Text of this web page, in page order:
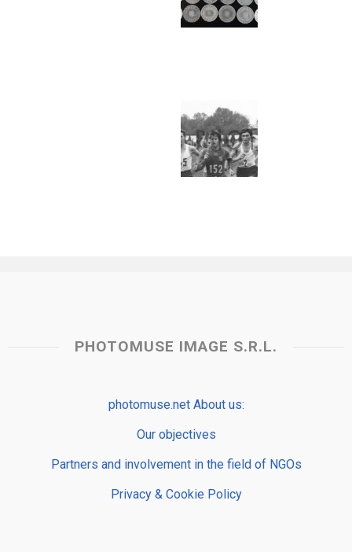
PHOTOMUSE IMAGE S.R.L.
photomuse.net About us:
Our objectives
Partners and involvement in the field of NGOs
Privacy & Cookie Policy